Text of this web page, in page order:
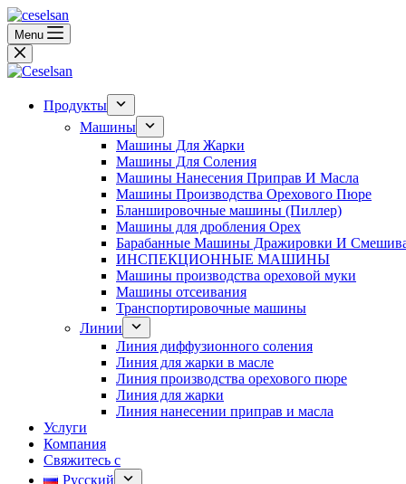
Перейти
к
сути
Menu
Продукты
Машины
Машины Для Жарки
Машины Для Соления
Машины Нанесения Приправ И Масла
Машины Производства Орехового Пюре
Бланшировочные машины (Пиллер)
Машины для дробления Oрех
Барабанные Машины Дражировки И
ИНСПЕКЦИОННЫЕ МАШИНЫ
Машины производства ореховой муки
Машины отсеивания
Транспортировочные машины
Линии
Линия диффузионного соления
Линия для жарки в масле
Линия производства орехового пюре
Линия для жарки
Линия нанесении приправ и масла
Услуги
Компания
Свяжитесь с
Русский